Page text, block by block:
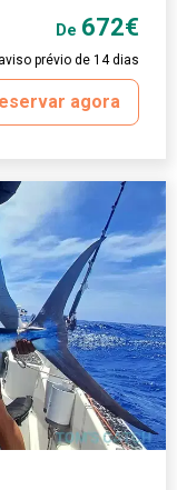
De 672€
prévio de 14 dias
agora